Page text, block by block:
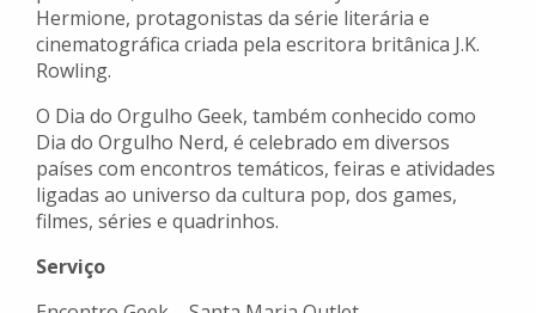
Hermione, protagonistas da série literária e
cinematográfica criada pela escritora britânica J.K.
Rowling.
O Dia do Orgulho Geek, também conhecido como
Dia do Orgulho Nerd, é celebrado em diversos
países com encontros temáticos, feiras e atividades
ligadas ao universo da cultura pop, dos games,
filmes, séries e quadrinhos.
Serviço